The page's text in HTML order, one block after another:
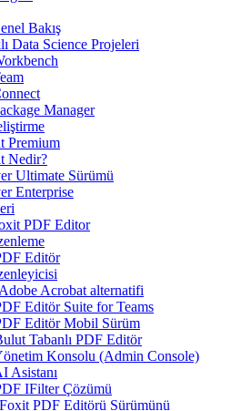
Bakış
Data Science Projeleri
Manager
Premium
Nedir?
Ultimate Sürümü
Enterprise
PDF Editor
Editör
Acrobat alternatifi
Editör Suite for Teams
Editör Mobil Sürüm
Tabanlı PDF Editör
Konsolu (Admin Console)
Asistanı
IFilter Çözümü
PDF Editörü Sürümünü